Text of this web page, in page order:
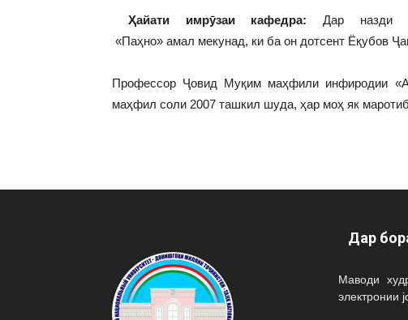
Ҳайати имрӯзаи кафедра: Дар назди
«Паҳно» амал мекунад, ки ба он дотсент Ёқубов
Профессор Ҷовид Муқим маҳфили инфиродии
маҳфил соли 2007 ташкил шуда, ҳар моҳ як
Дар
Маводи
электронии